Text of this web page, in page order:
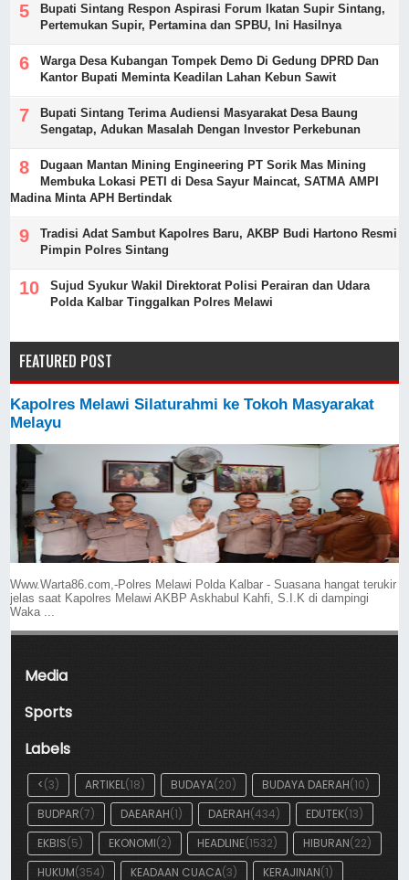
Bupati Sintang Respon Aspirasi Forum Ikatan Supir Sintang,
Pertemukan Supir, Pertamina dan SPBU, Ini Hasilnya
Warga Desa Kubangan Tompek Demo Di Gedung DPRD Dan
Kantor Bupati Meminta Keadilan Lahan Kebun Sawit
Bupati Sintang Terima Audiensi Masyarakat Desa Baung
Sengatap, Adukan Masalah Dengan Investor Perkebunan
Dugaan Mantan Mining Engineering PT Sorik Mas Mining
Membuka Lokasi PETI di Desa Sayur Maincat, SATMA AMPI
Madina Minta APH Bertindak
Tradisi Adat Sambut Kapolres Baru, AKBP Budi Hartono Resmi
Pimpin Polres Sintang
Sujud Syukur Wakil Direktorat Polisi Perairan dan Udara
Polda Kalbar Tinggalkan Polres Melawi
FEATURED POST
Kapolres Melawi Silaturahmi ke Tokoh Masyarakat
Melayu
Www.Warta86.com,-Polres Melawi Polda Kalbar - Suasana hangat terukir
jelas saat Kapolres Melawi AKBP Askhabul Kahfi, S.I.K di dampingi
Waka ...
Media
Sports
Labels
<(3) ARTIKEL(18) BUDAYA(20) BUDAYA DAERAH(10)
BUDPAR(7) DAEARAH(1) DAERAH(434) EDUTEK(13)
EKBIS(5) EKONOMI(2) HEADLINE(1532) HIBURAN(22)
HUKUM(354) KEADAAN CUACA(3) KERAJINAN(1)